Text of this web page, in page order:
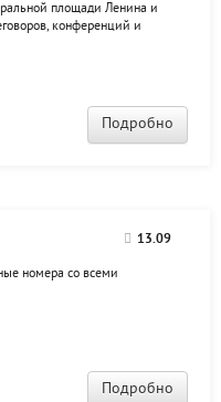
площади Ленина и
конференций и
прачечная, трансфер,
Подробно
13.09
номера со всеми
Подробно